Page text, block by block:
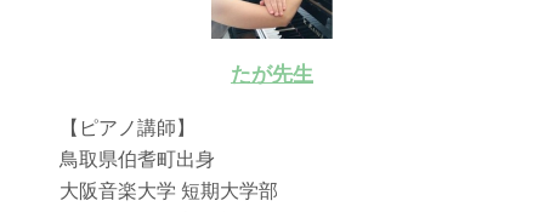
たが先生
【ピアノ講師】
鳥取県伯耆町出身
大阪音楽大学 短期大学部